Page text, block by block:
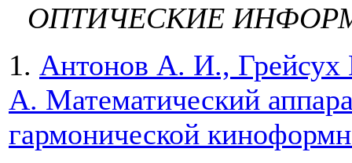
ОПТИЧЕСКИЕ
1. Антонов А. И.,
А. Математический
гармонической